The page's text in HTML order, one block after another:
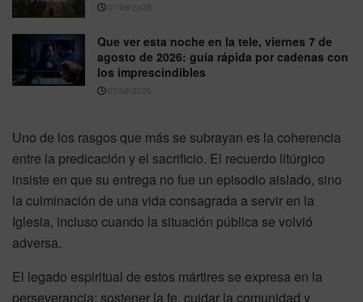
07/08/2026
Que ver esta noche en la tele, viernes 7 de
agosto de 2026: guía rápida por cadenas con
los imprescindibles
07/08/2026
Uno de los rasgos que más se subrayan es la coherencia
entre la predicación y el sacrificio. El recuerdo litúrgico
insiste en que su entrega no fue un episodio aislado, sino
la culminación de una vida consagrada a servir en la
Iglesia, incluso cuando la situación pública se volvió
adversa.
El legado espiritual de estos mártires se expresa en la
perseverancia: sostener la fe, cuidar la comunidad y